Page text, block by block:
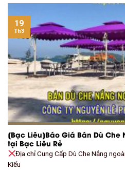
[Bạc Liêu]Báo Giá Bán Dù Che
tại Bạc Liêu Rẻ
Địa chỉ Cung Cấp Dù Che Nắng
Kiểu
19
Th3